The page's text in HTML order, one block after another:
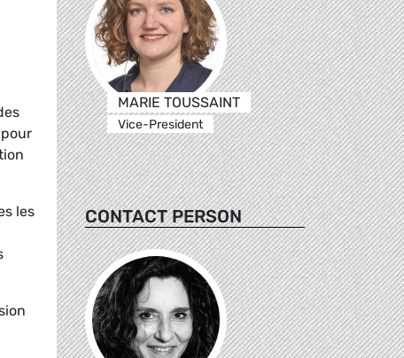
les
MARIE TOUSSAINT
Vice-President
CONTACT PERSON